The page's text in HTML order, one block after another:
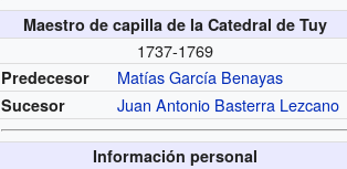
Maestro de capilla de la Catedral de Tuy
1737-1769
Predecesor Matías García Benayas
Sucesor Juan Antonio Basterra Lezcano
Información personal